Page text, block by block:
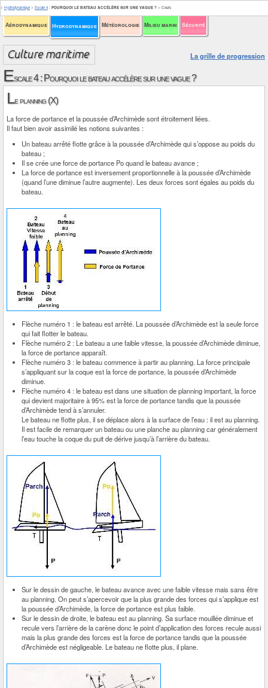
Aérodynamique Hydrodynamique Météorologie Milieu marin Sécurité
> Hydrodynamique > Escale 4 : POURQUOI LE BATEAU ACCÉLÈRE SUR UNE VAGUE ? > Cours
La grille de progression
Escale 4 : Pourquoi le bateau accélère sur une vague ?
Le planning (X)
La force de portance et la poussée d’Archimède sont étroitement liées.
Il faut bien avoir assimilé les notions suivantes :
Un bateau arrêté flotte grâce à la poussée d’Archimède qui s’oppose au poids du
bateau ;
Il se crée une force de portance Po quand le bateau avance ;
La force de portance est inversement proportionnelle à la poussée d’Archimède
(quand l’une diminue l’autre augmente). Les deux forces sont égales au poids du
bateau.
Flèche numéro 1 : le bateau est arrêté. La poussée d’Archimède est la seule force
qui fait flotter le bateau.
Flèche numéro 2 : Le bateau a une faible vitesse, la poussée d’Archimède diminue,
la force de portance apparaît.
Flèche numéro 3 : le bateau commence à partir au planning. La force principale
s’appliquant sur la coque est la force de portance, la poussée d’Archimède
diminue.
Flèche numéro 4 : le bateau est dans une situation de planning important, la force
qui devient majoritaire à 95% est la force de portance tandis que la poussée
d’Archimède tend à s’annuler.
Le bateau ne flotte plus, il se déplace alors à la surface de l’eau : il est au planning.
Il est facile de remarquer un bateau ou une planche au planning car généralement
l’eau touche la coque du puit de dérive jusqu’à l’arrière du bateau.
Sur le dessin de gauche, le bateau avance avec une faible vitesse mais sans être
au planning. On peut s’apercevoir que la plus grande des forces qui s’applique est
la poussée d’Archimède, la force de portance est plus faible.
Sur le dessin de droite, le bateau est au planning. Sa surface mouillée diminue et
recule vers l’arrière de la carène donc le point d’application des forces recule aussi
mais la plus grande des forces est la force de portance tandis que la poussée
d’Archimède est négligeable. Le bateau ne flotte plus, il plane.